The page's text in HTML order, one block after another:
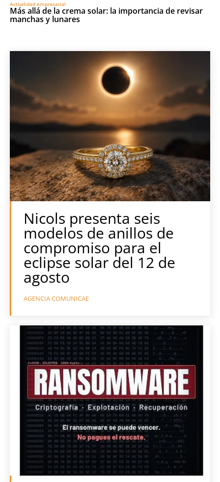
Actualidad empresarial
Más allá de la crema solar: la importancia de revisar
manchas y lunares
Nicols presenta seis
modelos de anillos de
compromiso para el
eclipse solar del 12 de
agosto
AGENCIA COMUNICAE